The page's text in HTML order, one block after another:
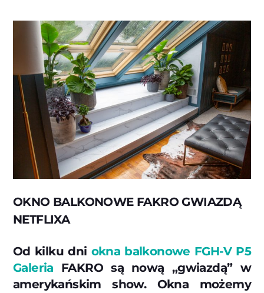
OKNO BALKONOWE FAKRO GWIAZDĄ
NETFLIXA
Od kilku dni okna balkonowe FGH-V P5
Galeria FAKRO są nową „gwiazdą” w
amerykańskim show. Okna możemy